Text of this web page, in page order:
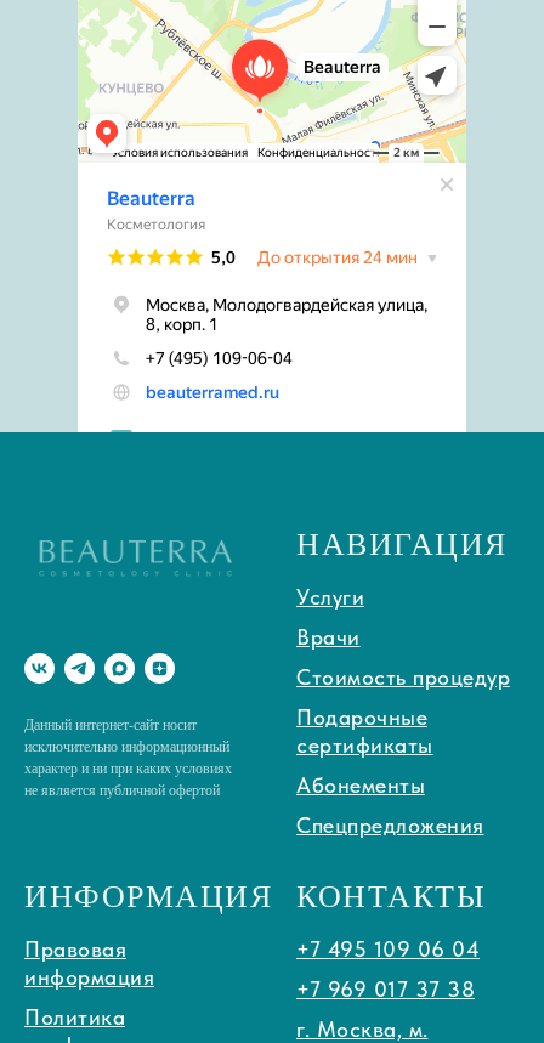
Данный интернет-сайт носит
исключительно информационный
характер и ни при каких условиях
не является публичной офертой
НАВИГАЦИЯ
Услуги
Врачи
Стоимость процедур
Подарочные
сертификаты
Абонементы
Спецпредложения
ИНФОРМАЦИЯ
Правовая
информация
Политика
КОНТАКТЫ
+7 495 109 06 04
+7 969 017 37 38
г. Москва, м.